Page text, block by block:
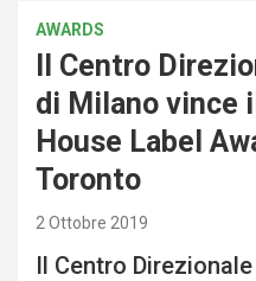
AWARDS
Il Centro
di Milano vince
House Label
Toronto
2 Ottobre 2019
Il Centro